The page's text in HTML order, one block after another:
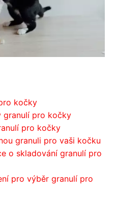
kočky
granulí pro kočky
pro kočky
granuli pro vaši kočku
o skladování granulí pro
pro výběr granulí pro